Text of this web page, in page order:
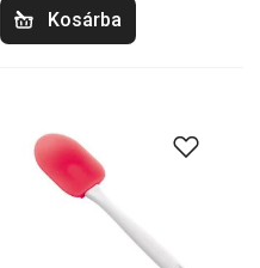
Kosárba